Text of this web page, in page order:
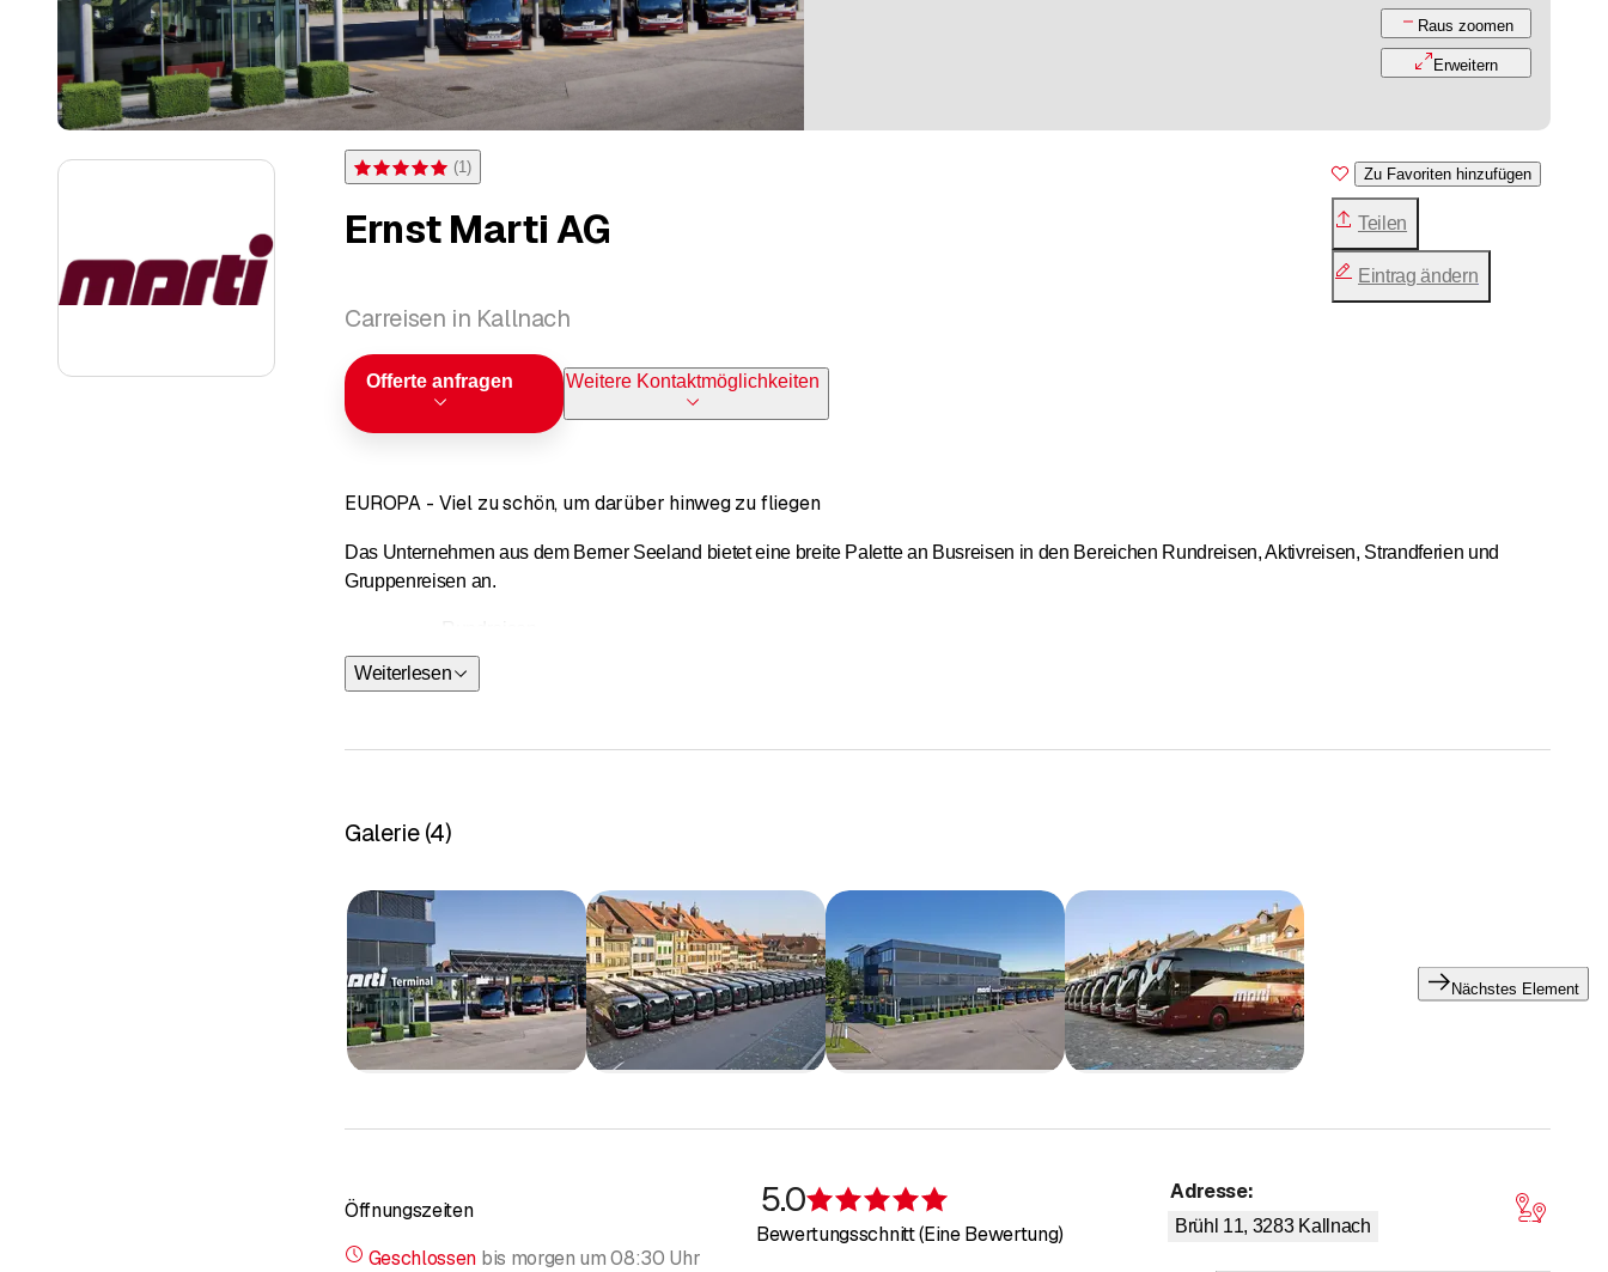
Raus zoomen
Erweitern
Bewertung 5 von 5 Sternen bei einer Bewertung
(1)
Ernst Marti AG
Carreisen in Kallnach
Offerte anfragen Weitere Kontaktmöglichkeiten
Zu Favoriten hinzufügen
Teilen
Eintrag ändern
EUROPA - Viel zu schön, um darüber hinweg zu fliegen
Das Unternehmen aus dem Berner Seeland bietet eine breite Palette an Busreisen in den Bereichen Rundreisen, Aktivreisen, Strandferien und
Gruppenreisen an.
Aktivreisen
Strandferien
Musikreisen
Tagesfahrten
Nur-Carfahrt
Weiterlesen
Galerie (4)
Nächstes Element
Öffnungszeiten
Geschlossen bis morgen um 08:30 Uhr
Bewertung 5 von 5 Sternen
5.0
Bewertungsschnitt (Eine Bewertung)
Adresse:
Brühl 11, 3283 Kallnach